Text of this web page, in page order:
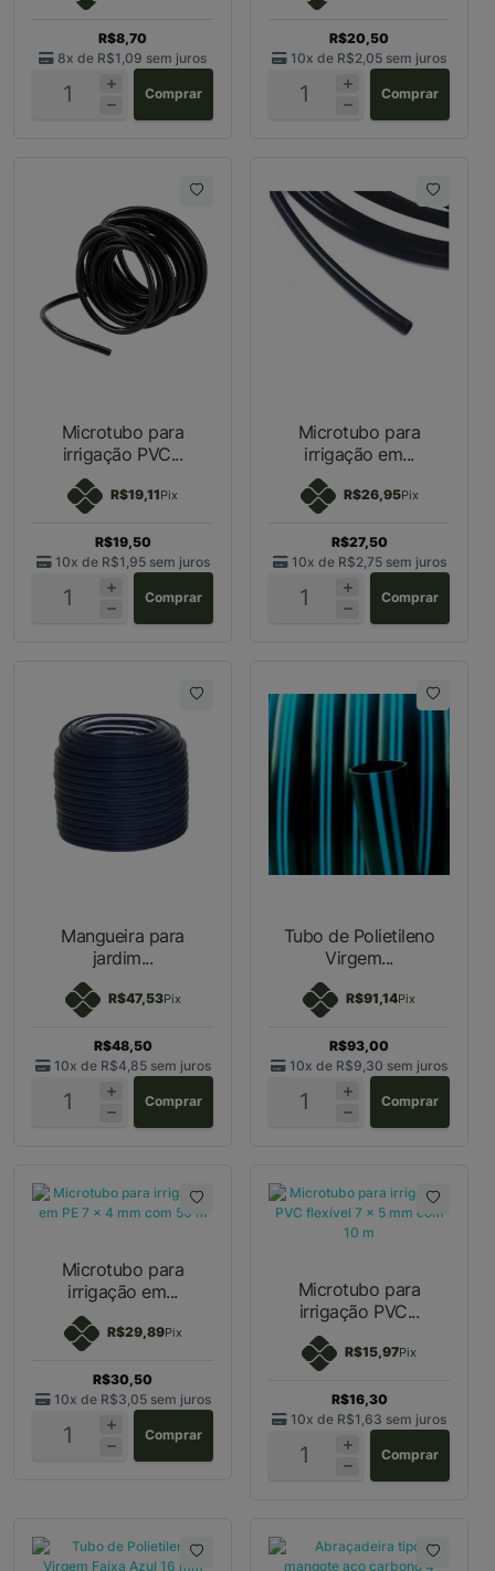
R$8,70
8x de R$1,09 sem juros
Comprar
R$20,50
10x de R$2,05 sem juros
Comprar
Microtubo para
irrigação PVC...
R$19,11Pix
R$19,50
10x de R$1,95 sem juros
Comprar
Microtubo para
irrigação em...
R$26,95Pix
R$27,50
10x de R$2,75 sem juros
Comprar
Mangueira para
jardim...
R$47,53Pix
R$48,50
10x de R$4,85 sem juros
Comprar
Tubo de Polietileno
Virgem...
R$91,14Pix
R$93,00
10x de R$9,30 sem juros
Comprar
Microtubo para
irrigação em...
R$29,89Pix
R$30,50
10x de R$3,05 sem juros
Comprar
Microtubo para
irrigação PVC...
R$15,97Pix
R$16,30
10x de R$1,63 sem juros
Comprar